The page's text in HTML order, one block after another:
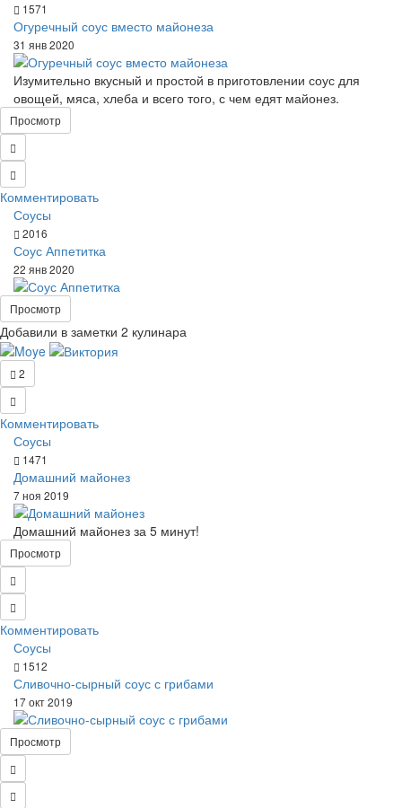
1571
Огуречный соус вместо майонеза
31 янв 2020
Изумительно вкусный и простой в приготовлении соус для
овощей, мяса, хлеба и всего того, с чем едят майонез.
Просмотр
Комментировать
Соусы
2016
Соус Аппетитка
22 янв 2020
Просмотр
Добавили в заметки 2 кулинара
2
Комментировать
Соусы
1471
Домашний майонез
7 ноя 2019
Домашний майонез за 5 минут!
Просмотр
Комментировать
Соусы
1512
Сливочно-сырный соус с грибами
17 окт 2019
Просмотр